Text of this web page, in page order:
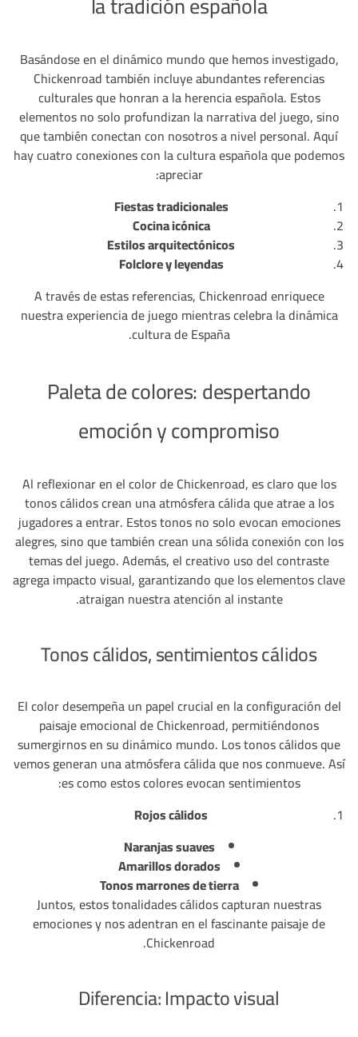
Basándose en el dinámico mundo que hemos investigado,
Chickenroad también incluye abundantes referencias
culturales que honran a la herencia española. Estos
elementos no solo profundizan la narrativa del juego, sino
que también conectan con nosotros a nivel personal. Aquí
hay cuatro conexiones con la cultura española que podemos
apreciar:
Fiestas tradicionales
Cocina icónica
Estilos arquitectónicos
Folclore y leyendas
A través de estas referencias, Chickenroad enriquece
nuestra experiencia de juego mientras celebra la dinámica
cultura de España.
Paleta de colores: despertando
emoción y compromiso
Al reflexionar en el color de Chickenroad, es claro que los
tonos cálidos crean una atmósfera cálida que atrae a los
jugadores a entrar. Estos tonos no solo evocan emociones
alegres, sino que también crean una sólida conexión con los
temas del juego. Además, el creativo uso del contraste
agrega impacto visual, garantizando que los elementos clave
atraigan nuestra atención al instante.
Tonos cálidos, sentimientos cálidos
El color desempeña un papel crucial en la configuración del
paisaje emocional de Chickenroad, permitiéndonos
sumergirnos en su dinámico mundo. Los tonos cálidos que
vemos generan una atmósfera cálida que nos conmueve. Así
es como estos colores evocan sentimientos:
Rojos cálidos
Naranjas suaves
Amarillos dorados
Tonos marrones de tierra
Juntos, estos tonalidades cálidos capturan nuestras
emociones y nos adentran en el fascinante paisaje de
Chickenroad.
Diferencia: Impacto visual